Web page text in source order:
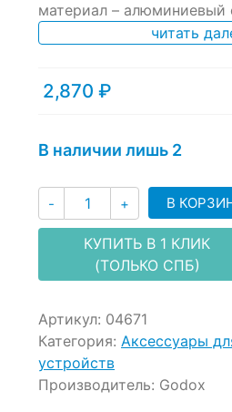
материал – алюминиевый
читать
2,870 ₽
В наличии лишь 2
- Количество
+ В
КУПИТЬ В 1 КЛИК
(ТОЛЬКО СПБ)
Артикул: 04671
Категория: Аксессуары
устройств
Производитель: Godox